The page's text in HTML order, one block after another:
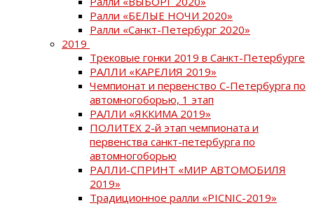
Ралли «БЕЛЫЕ НОЧИ 2020»
Ралли «Санкт-Петербург 2020»
2019
Трековые гонки 2019 в Санкт-Петербурге
РАЛЛИ «КАРЕЛИЯ 2019»
Чемпионат и первенство С-Петербурга по
автомногоборью, 1 этап
РАЛЛИ «ЯККИМА 2019»
ПОЛИТЕХ 2-й этап чемпионата и
первенства санкт-петербурга по
автомногоборью
РАЛЛИ-СПРИНТ «МИР АВТОМОБИЛЯ
2019»
Традиционное ралли «PICNIC-2019»